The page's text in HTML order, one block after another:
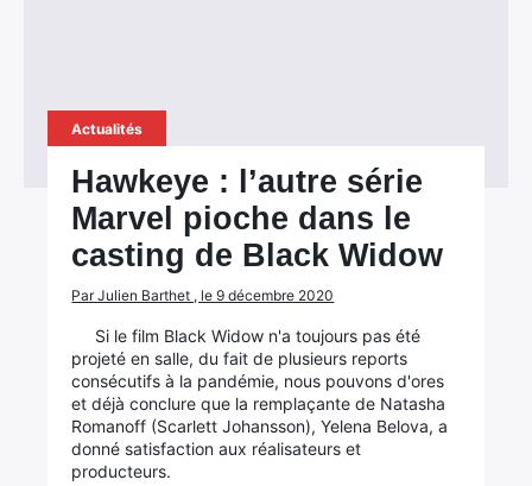
Actualités
Hawkeye : l’autre série
Marvel pioche dans le
casting de Black Widow
Par Julien Barthet , le 9 décembre 2020
Si le film Black Widow n'a toujours pas été
projeté en salle, du fait de plusieurs reports
consécutifs à la pandémie, nous pouvons d'ores
et déjà conclure que la remplaçante de Natasha
Romanoff (Scarlett Johansson), Yelena Belova, a
donné satisfaction aux réalisateurs et
producteurs.